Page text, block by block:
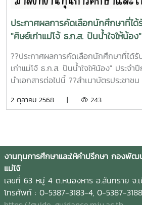
ประกาศผลการคัดเลือกนักศึกษาที่ไ
"ศิษย์เก่าแม่โจ้ ธ.ก.ส. ปันน้ำใจให้น้อ
??ประกาศผลการคัดเลือกนักศึกษาที่ได้
เก่าแม่โจ้ ธ.ก.ส. ปันน้ำใจให้น้อง" ประจำ
นำเอกสารต่อไปนี้ ??สำเนาบัตรประชาช
ให้คำปรึกษา ชั้น 2 อาคารอำนวย ยศสุข (
2 ตุลาคม 2568 | 243
งานทุนการศึกษาและให้คำปรึกษา กองพั
แม่โจ้
เลขที่ 63 หมู่ 4 ต.หนองหาร อ.สันทราย จ.
โทรศัพท์ : 0-5387-3183-4, 0-5387-